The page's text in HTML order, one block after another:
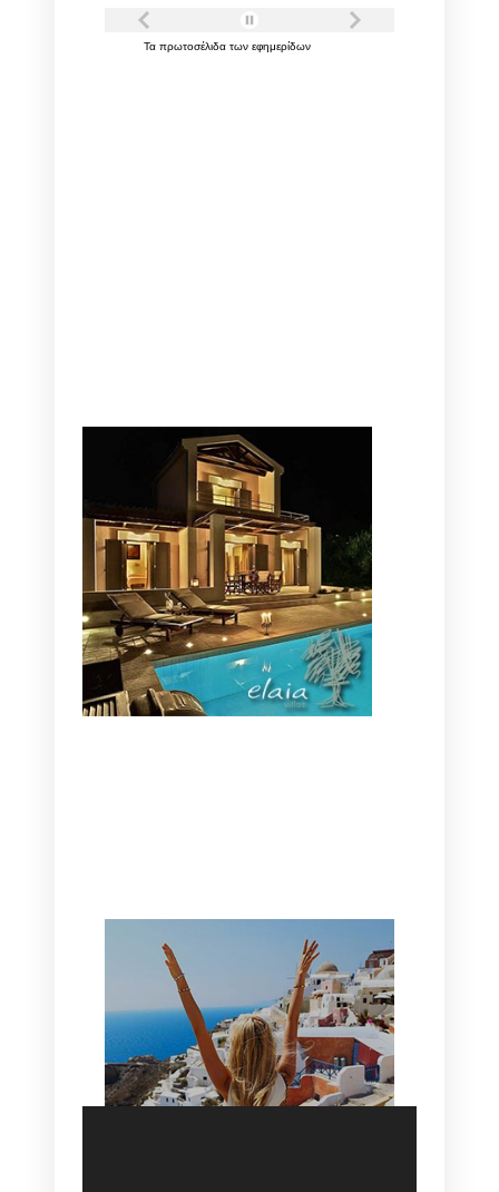
Τα πρωτοσέλιδα των εφημερίδων